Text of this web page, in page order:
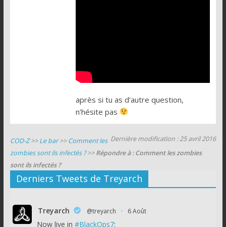
après si tu as d’autre question,
n’hésite pas
Dernière modification : 25 avril 2016
COD-Z>>Le bar>>Comment les
zombies sont ils infectés ?>>Répondre à : Comment les zombies
sont ils infectés ?
Derniers Tweets de Treyarch
Treyarch @treyarch · 6 Août
Now live in #BlackOps7: